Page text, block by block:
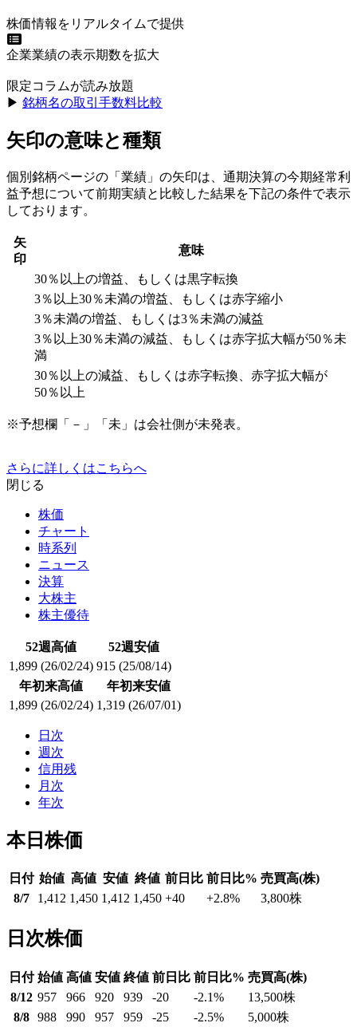
株価情報をリアルタイムで提供
企業業績の表示期数を拡大
限定コラムが読み放題
▶︎ 銘柄名の取引手数料比較
矢印の意味と種類
個別銘柄ページの「業績」の矢印は、通期決算の今期経常利
益予想について前期実績と比較した結果を下記の条件で表示
しております。
矢
印
意味
30％以上の増益、もしくは黒字転換
3％以上30％未満の増益、もしくは赤字縮小
3％未満の増益、もしくは3％未満の減益
3％以上30％未満の減益、もしくは赤字拡大幅が50％未
満
30％以上の減益、もしくは赤字転換、赤字拡大幅が
50％以上
※予想欄「－」「未」は会社側が未発表。
さらに詳しくはこちらへ
閉じる
株価
チャート
時系列
ニュース
決算
大株主
株主優待
52週高値
52週安値
1,899 (26/02/24) 915 (25/08/14)
年初来高値
年初来安値
1,899 (26/02/24) 1,319 (26/07/01)
日次
週次
信用残
月次
年次
本日株価
日付 始値 高値 安値 終値 前日比 前日比% 売買高(株)
8/7
1,412 1,450 1,412 1,450 +40 +2.8% 3,800株
日次株価
日付 始値 高値 安値 終値 前日比 前日比% 売買高(株)
8/12 957 966 920 939 -20 -2.1% 13,500株
8/8 988 990 957 959 -25 -2.5% 5,000株